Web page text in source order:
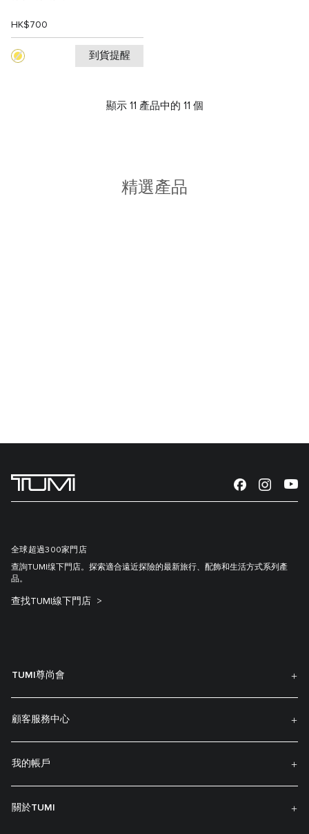
HK$700
到貨提醒
顯示 11 產品中的 11 個
精選產品
全球超過300家門店
查詢TUMI缐下門店。探索適合遠近探險的最新旅行、配飾和生活方式系列產
品。
查找TUMI線下門店
TUMI尊尚會
顧客服務中心
我的帳戶
關於TUMI